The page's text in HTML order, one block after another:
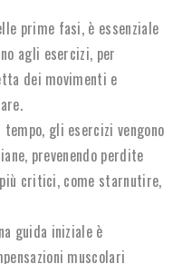
prime fasi, è essenziale
agli esercizi, per
dei movimenti e
tempo, gli esercizi vengono
prevenendo perdite
critici, come starnutire,
guida iniziale è
muscolari